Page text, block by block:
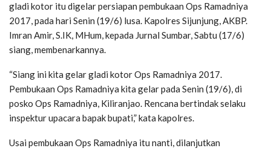
gladi kotor itu digelar persiapan pembukaan Ops Ramadniya
2017, pada hari Senin (19/6) lusa. Kapolres Sijunjung, AKBP.
Imran Amir, S.IK, MHum, kepada Jurnal Sumbar, Sabtu (17/6)
siang, membenarkannya.
“Siang ini kita gelar gladi kotor Ops Ramadniya 2017.
Pembukaan Ops Ramadniya kita gelar pada Senin (19/6), di
posko Ops Ramadniya, Kiliranjao. Rencana bertindak selaku
inspektur upacara bapak bupati,” kata kapolres.
Usai pembukaan Ops Ramadniya itu nanti, dilanjutkan